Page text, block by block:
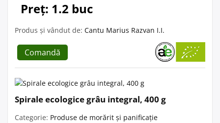
Preț: 1.2 buc
Produs și vândut de: Cantu Marius Razvan I.I.
Comandă
Spirale ecologice grâu integral, 400 g
Categorie: Produse de morărit și panificație